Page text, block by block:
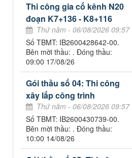
Thi công gia cố kênh N20
đoạn K7+136 - K8+116
Thứ năm - 06/08/2026 09:57
Số TBMT: IB2600428642-00.
Bên mời thầu: . Đóng thầu:
09:00 17/08/26
Gói thầu số 04: Thi công
xây lắp công trình
Thứ năm - 06/08/2026 09:57
Số TBMT: IB2600430739-00.
Bên mời thầu: . Đóng thầu:
10:00 14/08/26